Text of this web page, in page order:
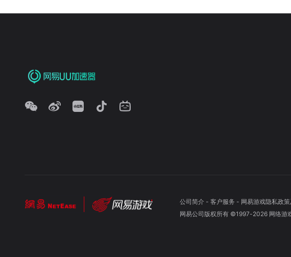
公司简介- 客户服务 - 网易游戏隐私政
网易公司版权所有 ©1997-2026 网络游